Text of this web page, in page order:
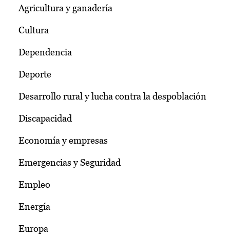
Agricultura y ganadería
Cultura
Dependencia
Deporte
Desarrollo rural y lucha contra la despoblación
Discapacidad
Economía y empresas
Emergencias y Seguridad
Empleo
Energía
Europa